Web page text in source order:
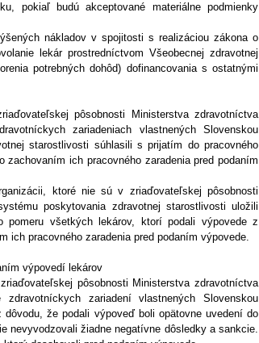
pokiaľ budú akceptované materiálne podmienky
nákladov v spojitosti s realizáciou zákona o
lekár prostredníctvom Všeobecnej zdravotnej
potrebných dohôd) dofinancovania s ostatnými
pôsobnosti Ministerstva zdravotníctva
zariadeniach vlastnených Slovenskou
starostlivosti súhlasili s prijatím do pracovného
ich pracovného zaradenia pred podaním
ktoré nie sú v zriaďovateľskej pôsobnosti
poskytovania zdravotnej starostlivosti uložili
pomeru všetkých lekárov, ktorí podali výpovede z
ich pracovného zaradenia pred podaním výpovede.
výpovedí lekárov
pôsobnosti Ministerstva zdravotníctva
zariadení vlastnených Slovenskou
že podali výpoveď boli opätovne uvedení do
nevyvodzovali žiadne negatívne dôsledky a sankcie.